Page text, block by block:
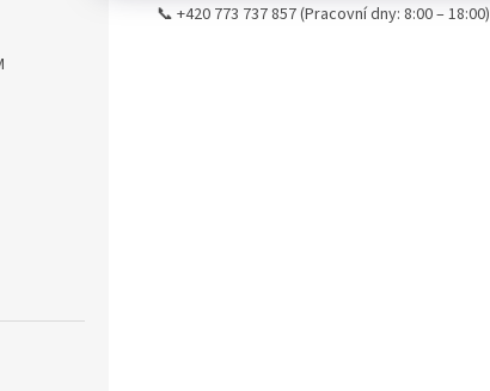
📞 +420 773 737 857 (Pracovní dny: 8:00 – 18:00)